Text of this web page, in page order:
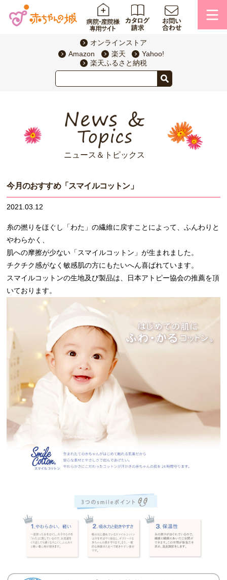
オンラインストア
Amazon
楽天
Yahoo!
楽天ふるさと納税
ニュース＆トピックス
今月のおすすめ「スマイルコットン」
2021.03.12
糸の撚りをほぐし「わた」の繊維に戻すことによって、ふんわりと
やわらかく、
肌への摩擦が少ない「スマイルコットン」が生まれました。
チクチク感がなく敏感肌の方にもたいへん喜ばれています。
スマイルコットンの生地及び製品は、日本アトピー協会の推薦を頂
いております。